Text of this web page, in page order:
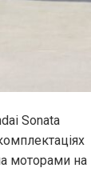
Sonata
моторами на